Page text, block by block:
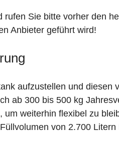
rufen Sie bitte vorher den
Anbieter geführt wird!
aufzustellen und diesen
ab 300 bis 500 kg
, um weiterhin flexibel zu
von 2.700 Litern